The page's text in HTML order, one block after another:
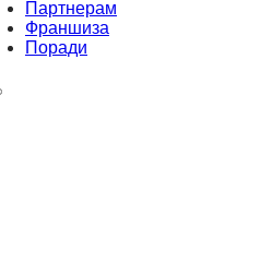
Партнерам
Франшиза
Поради